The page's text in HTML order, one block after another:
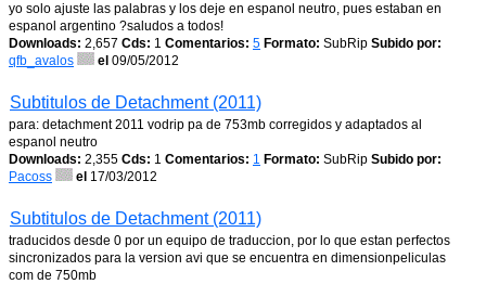
yo solo ajuste las palabras y los deje en espanol neutro, pues estaban en
espanol argentino ?saludos a todos!
Downloads: 2,657 Cds: 1 Comentarios: 5 Formato: SubRip Subido por:
qfb_avalos
el 09/05/2012
Subtitulos de Detachment (2011)
para: detachment 2011 vodrip pa de 753mb corregidos y adaptados al
espanol neutro
Downloads: 2,355 Cds: 1 Comentarios: 1 Formato: SubRip Subido por:
Pacoss
el 17/03/2012
Subtitulos de Detachment (2011)
traducidos desde 0 por un equipo de traduccion, por lo que estan perfectos
sincronizados para la version avi que se encuentra en dimensionpeliculas
com de 750mb